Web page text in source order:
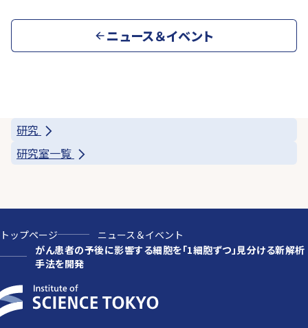
ニュース＆イベント
研究
研究室一覧
トップページ
ニュース＆イベント
がん患者の予後に影響する細胞を「1細胞ずつ」見分ける新解析
手法を開発